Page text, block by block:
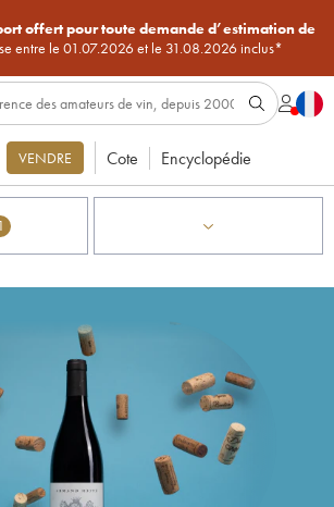
offert pour toute demande d’estimation de
entre le 01.07.2026 et le 31.08.2026 inclus*
VENDRE Cote Encyclopédie
1